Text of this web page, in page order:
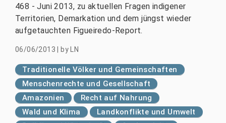
468 - Juni 2013, zu aktuellen Fragen indigener
Territorien, Demarkation und dem jüngst wieder
aufgetauchten Figueiredo-Report.
06/06/2013 by LN
Traditionelle Völker und Gemeinschaften
Menschenrechte und Gesellschaft
Amazonien
Recht auf Nahrung
Wald und Klima
Landkonflikte und Umwelt